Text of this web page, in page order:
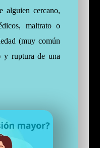
alguien cercano,
maltrato o
(muy común
y ruptura de una